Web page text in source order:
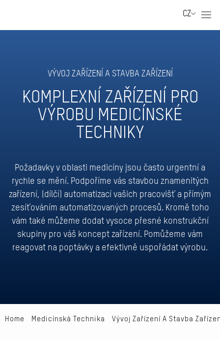
CZ
VÝVOJ ZAŘÍZENÍ A STAVBA ZAŘÍZENÍ
KOMPLEXNÍ ZAŘÍZENÍ PRO
VÝROBU MEDICÍNSKÉ
TECHNIKY
Požadavky v oblasti medicíny jsou často urgentní a
rychle se mění. Podpoříme vás stavbou znamenitých
zařízení, (dílčí) automatizací vašich pracovišť a přímým
zesíťováním automatizovaných procesů. Kromě toho
vám také můžeme dodat vysoce přesné konstrukční
skupiny pro váš koncept zařízení. Pomůžeme vám
reagovat na poptávky a efektivně uspořádat výrobu.
Home Medicínská Technika Vývoj Zařízení A Stavba